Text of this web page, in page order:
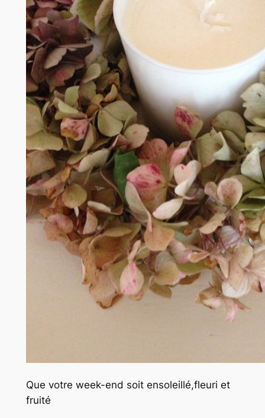
Que votre week-end soit ensoleillé,fleuri et
fruité